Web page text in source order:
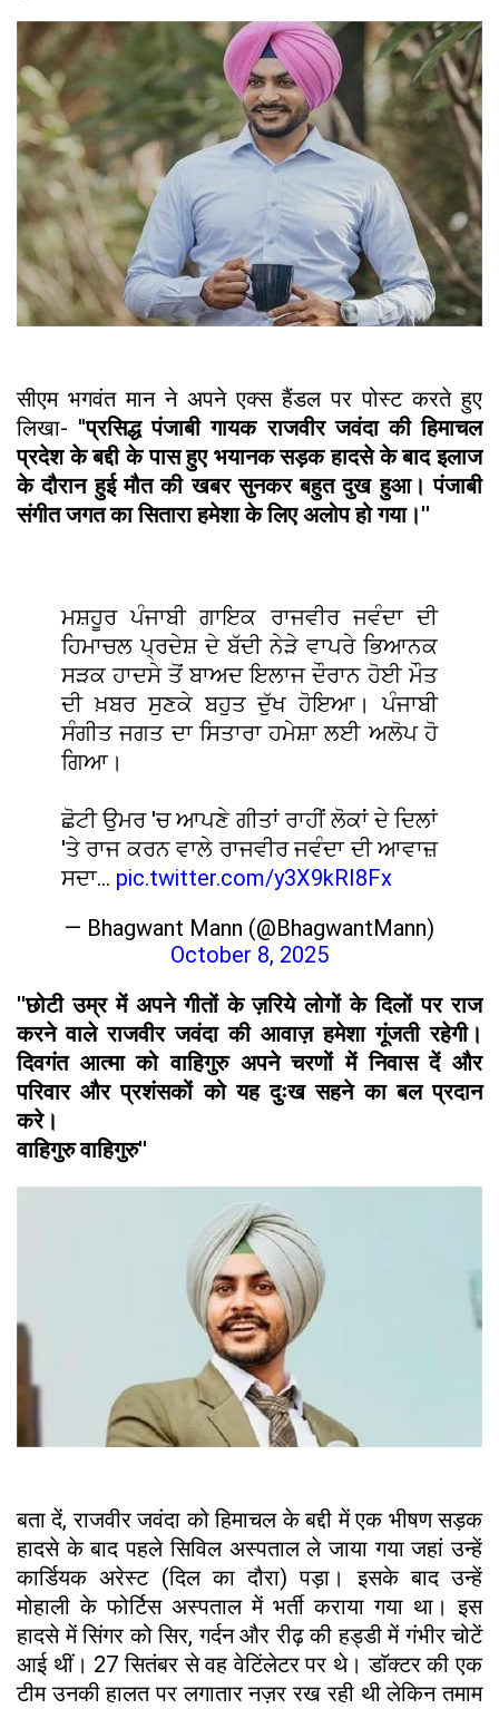
सीएम भगवंत मान ने अपने एक्स हैंडल पर पोस्ट करते हुए
लिखा- ''प्रसिद्ध पंजाबी गायक राजवीर जवंदा की हिमाचल
प्रदेश के बद्दी के पास हुए भयानक सड़क हादसे के बाद इलाज
के दौरान हुई मौत की खबर सुनकर बहुत दुख हुआ। पंजाबी
संगीत जगत का सितारा हमेशा के लिए अलोप हो गया।''
ਮਸ਼ਹੂਰ ਪੰਜਾਬੀ ਗਾਇਕ ਰਾਜਵੀਰ ਜਵੰਦਾ ਦੀ
ਹਿਮਾਚਲ ਪ੍ਰਦੇਸ਼ ਦੇ ਬੱਦੀ ਨੇੜੇ ਵਾਪਰੇ ਭਿਆਨਕ
ਸੜਕ ਹਾਦਸੇ ਤੋਂ ਬਾਅਦ ਇਲਾਜ ਦੌਰਾਨ ਹੋਈ ਮੌਤ
ਦੀ ਖ਼ਬਰ ਸੁਣਕੇ ਬਹੁਤ ਦੁੱਖ ਹੋਇਆ। ਪੰਜਾਬੀ
ਸੰਗੀਤ ਜਗਤ ਦਾ ਸਿਤਾਰਾ ਹਮੇਸ਼ਾ ਲਈ ਅਲੋਪ ਹੋ
ਗਿਆ।
ਛੋਟੀ ਉਮਰ 'ਚ ਆਪਣੇ ਗੀਤਾਂ ਰਾਹੀਂ ਲੋਕਾਂ ਦੇ ਦਿਲਾਂ
'ਤੇ ਰਾਜ ਕਰਨ ਵਾਲੇ ਰਾਜਵੀਰ ਜਵੰਦਾ ਦੀ ਆਵਾਜ਼
ਸਦਾ… pic.twitter.com/y3X9kRI8Fx
— Bhagwant Mann (@BhagwantMann)
October 8, 2025
''छोटी उम्र में अपने गीतों के ज़रिये लोगों के दिलों पर राज
करने वाले राजवीर जवंदा की आवाज़ हमेशा गूंजती रहेगी।
दिवगंत आत्मा को वाहिगुरु अपने चरणों में निवास दें और
परिवार और प्रशंसकों को यह दुःख सहने का बल प्रदान
करे।
वाहिगुरु वाहिगुरु''
बता दें, राजवीर जवंदा को हिमाचल के बद्दी में एक भीषण सड़क
हादसे के बाद पहले सिविल अस्पताल ले जाया गया जहां उन्हें
कार्डियक अरेस्ट (दिल का दौरा) पड़ा। इसके बाद उन्हें
मोहाली के फोर्टिस अस्पताल में भर्ती कराया गया था। इस
हादसे में सिंगर को सिर, गर्दन और रीढ़ की हड्डी में गंभीर चोटें
आई थीं। 27 सितंबर से वह वेटिंलेटर पर थे। डाॅक्टर की एक
टीम उनकी हालत पर लगातार नज़र रख रही थी लेकिन तमाम